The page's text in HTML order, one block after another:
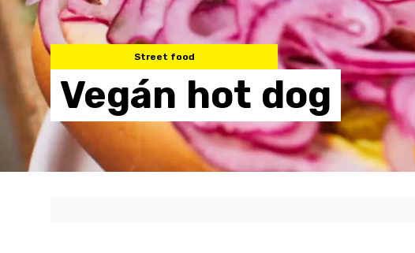
Street food
Vegán hot dog